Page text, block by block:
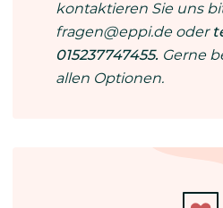
kontaktieren Sie uns
fragen@eppi.deoder
015237747455. Gerne
allen Optionen.